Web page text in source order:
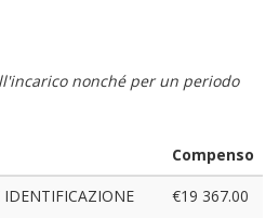
nonché per un periodo
Compenso
€19 367.00